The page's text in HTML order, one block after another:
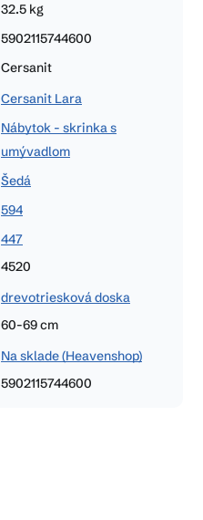
32.5 kg
5902115744600
Cersanit
Cersanit Lara
Nábytok - skrinka s
umývadlom
Šedá
594
447
4520
drevotriesková doska
60-69 cm
Na sklade (Heavenshop)
5902115744600